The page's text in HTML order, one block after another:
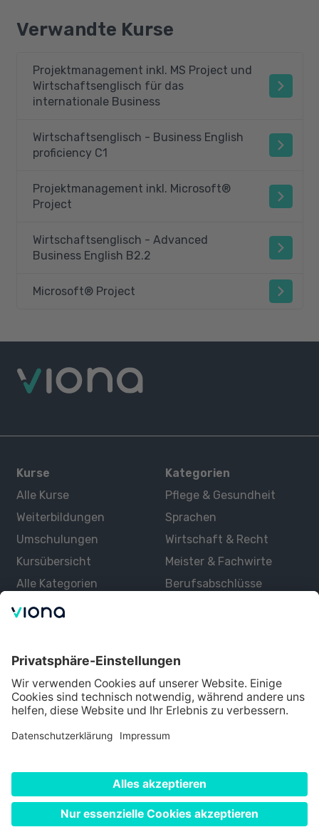
Verwandte Kurse
Projektmanagement inkl. MS Project und
Wirtschaftsenglisch für das
internationale Business
Wirtschaftsenglisch - Business English
proficiency C1
Projektmanagement inkl. Microsoft®
Project
Wirtschaftsenglisch - Advanced
Business English B2.2
Microsoft® Project
Kurse
Alle Kurse
Weiterbildungen
Umschulungen
Kursübersicht
Alle Kategorien
Kategorien
Pflege & Gesundheit
Sprachen
Wirtschaft & Recht
Meister & Fachwirte
Berufsabschlüsse
Über uns
Lernen mit Viona
Alle Partner
Partner werden
Impressum
Nutzungsbedingungen
Cookie Einstellungen